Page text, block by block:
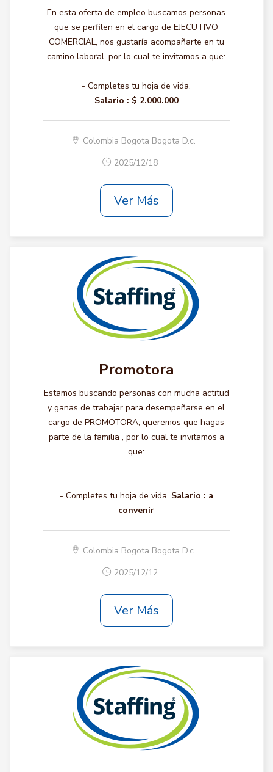
En esta oferta de empleo buscamos personas
que se perfilen en el cargo de EJECUTIVO
COMERCIAL, nos gustaría acompañarte en tu
camino laboral, por lo cual te invitamos a que:
- Completes tu hoja de vida.
Salario : $ 2.000.000
Colombia Bogota Bogota D.c.
2025/12/18
Ver Más
Promotora
Estamos buscando personas con mucha actitud
y ganas de trabajar para desempeñarse en el
cargo de PROMOTORA, queremos que hagas
parte de la familia , por lo cual te invitamos a
que:
- Completes tu hoja de vida. Salario : a
convenir
Colombia Bogota Bogota D.c.
2025/12/12
Ver Más